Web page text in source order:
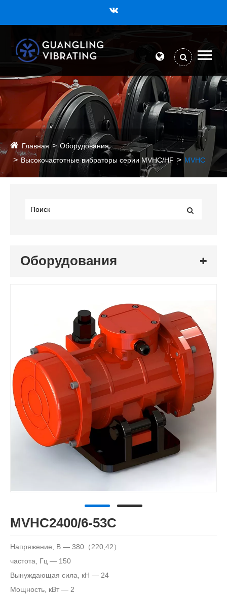
Главная
Оборудования
Высокочастотные вибраторы серии MVHC/HF
MVHC
Оборудования
MVHC2400/6-53C
Напряжение, В — 380（220,42）
частота, Гц — 150
Вынуждающая сила, кН — 24
Мощность, кВт — 2